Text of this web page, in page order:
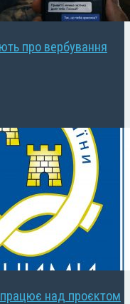
про вербування
працює над проєктом